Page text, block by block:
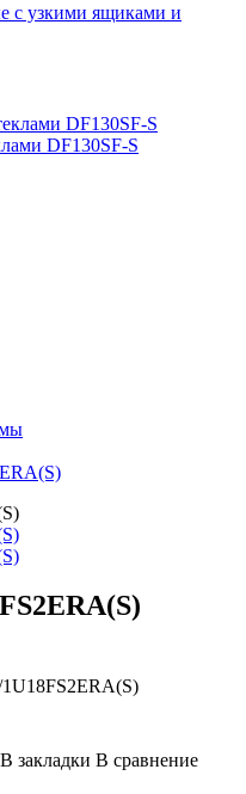
с узкими ящиками и
DF130SF-S
В закладки В сравнение